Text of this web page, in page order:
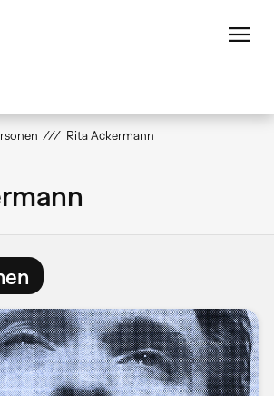
Rita Ackermann